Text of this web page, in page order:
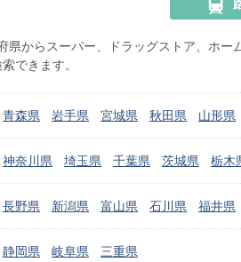
県からスーパー、ドラッグストア、ホー
できます。
青森県 岩手県 宮城県 秋田県 山形県
神奈川県 埼玉県 千葉県 茨城県 栃木
長野県 新潟県 富山県 石川県 福井県
静岡県 岐阜県 三重県